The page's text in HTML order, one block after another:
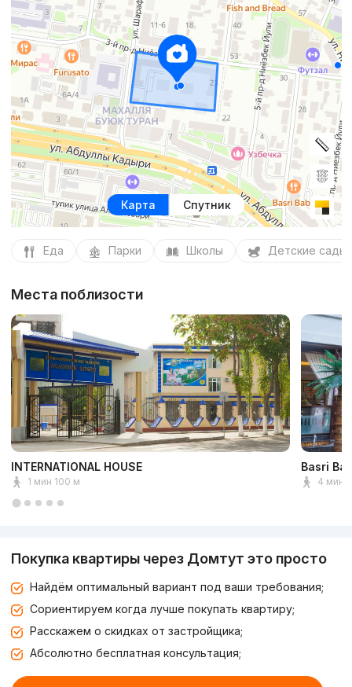
Карта Спутник
Еда Парки Школы Детские сады
Места поблизости
INTERNATIONAL HOUSE
1 мин 100 м
Basri
4 мин
Покупка квартиры через Домтут это просто
Найдём оптимальный вариант под ваши требования;
Сориентируем когда лучше покупать квартиру;
Расскажем о скидках от застройщика;
Абсолютно бесплатная консультация;